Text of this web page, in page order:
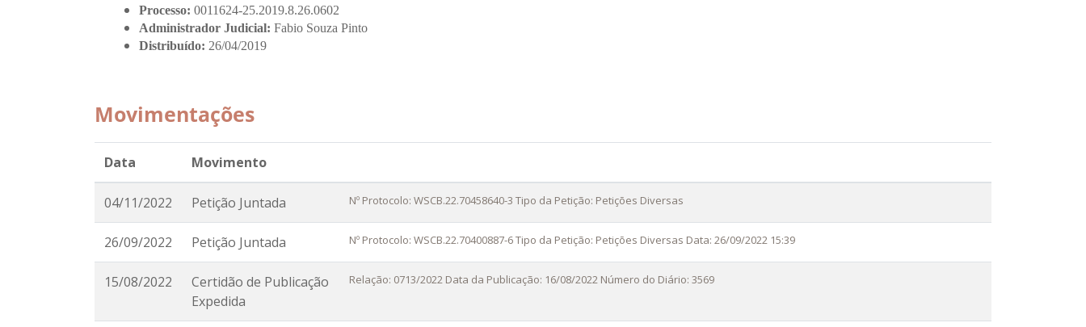
Processo: 0011624-25.2019.8.26.0602
Administrador Judicial: Fabio Souza Pinto
Distribuído: 26/04/2019
Movimentações
Data Movimento
04/11/2022 Petição Juntada Nº Protocolo: WSCB.22.70458640-3 Tipo da Petição: Petições Diversas
26/09/2022 Petição Juntada Nº Protocolo: WSCB.22.70400887-6 Tipo da Petição: Petições Diversas Data: 26/09/2022 15:39
15/08/2022
Certidão de Publicação
Expedida
Relação: 0713/2022 Data da Publicação: 16/08/2022 Número do Diário: 3569